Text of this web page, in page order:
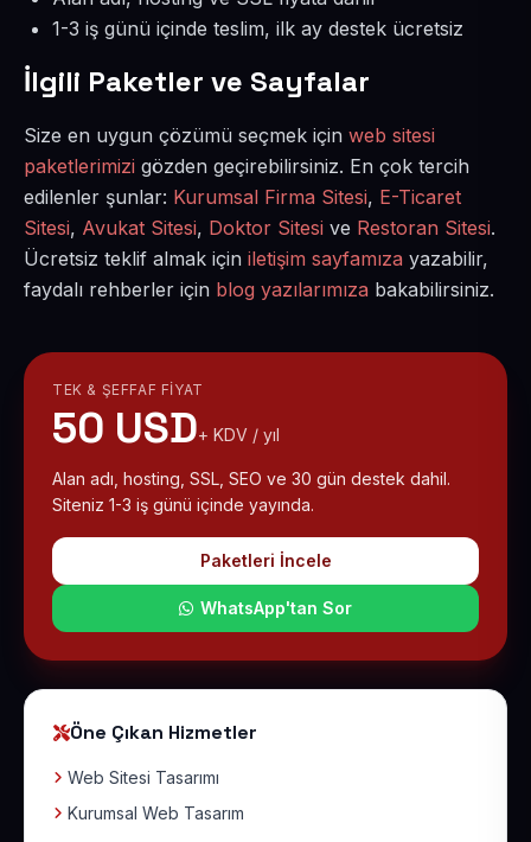
1-3 iş günü içinde teslim, ilk ay destek ücretsiz
İlgili Paketler ve Sayfalar
Size en uygun çözümü seçmek için web sitesi
paketlerimizi gözden geçirebilirsiniz. En çok tercih
edilenler şunlar: Kurumsal Firma Sitesi, E-Ticaret
Sitesi, Avukat Sitesi, Doktor Sitesi ve Restoran Sitesi.
Ücretsiz teklif almak için iletişim sayfamıza yazabilir,
faydalı rehberler için blog yazılarımıza bakabilirsiniz.
TEK & ŞEFFAF FIYAT
50 USD+ KDV / yıl
Alan adı, hosting, SSL, SEO ve 30 gün destek dahil.
Siteniz 1-3 iş günü içinde yayında.
Paketleri İncele
WhatsApp'tan Sor
Öne Çıkan Hizmetler
Web Sitesi Tasarımı
Kurumsal Web Tasarım